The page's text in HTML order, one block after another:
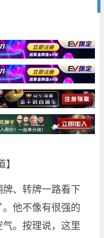
】
、转牌一路看下
他不像有很强的
。按理说，这里